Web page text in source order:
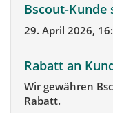
Bscout-Kunde
29. April 2026,
Rabatt an
Wir gewähren
Rabatt.